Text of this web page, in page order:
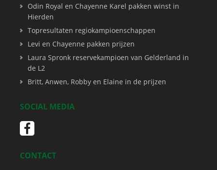
Odin Royal en Chayenne Karel pakken winst in
Hierden
Topresultaten regiokampioenschappen
Levi en Chayenne pakken prijzen
Laura Spronk reservekampioen van Gelderland in
de L2
Britt, Anwen, Robby en Elaine in de prijzen
SOCIAL MEDIA
CONTACT